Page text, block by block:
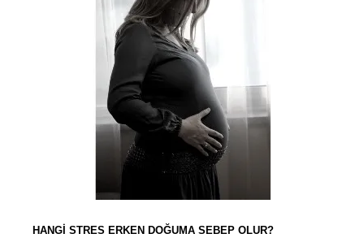
HANGİ STRES ERKEN DOĞUMA SEBEP OLUR?